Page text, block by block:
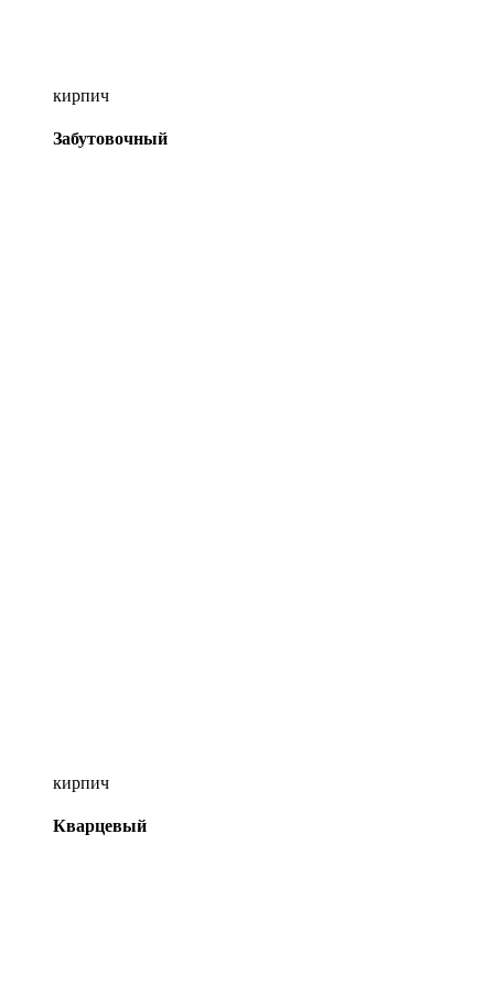
кирпич
Забутовочный
кирпич
Кварцевый